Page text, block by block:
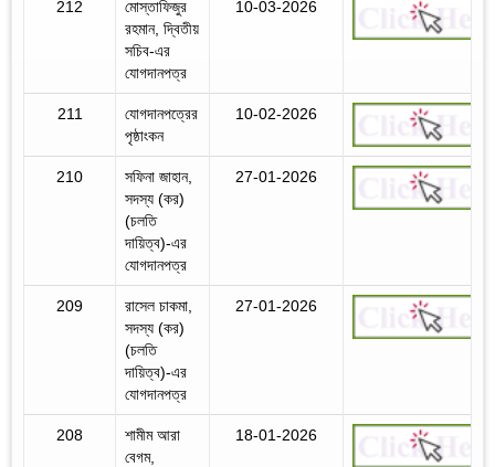
212
মোস্তাফিজুর
রহমান, দ্বিতীয়
সচিব-এর
যোগদানপত্র
10-03-2026
211
যোগদানপত্রের
পৃষ্ঠাংকন
10-02-2026
210
সফিনা জাহান,
সদস্য (কর)
(চলতি
দায়িত্ব)-এর
যোগদানপত্র
27-01-2026
209
রাসেল চাকমা,
সদস্য (কর)
(চলতি
দায়িত্ব)-এর
যোগদানপত্র
27-01-2026
208
শামীম আরা
বেগম,
18-01-2026